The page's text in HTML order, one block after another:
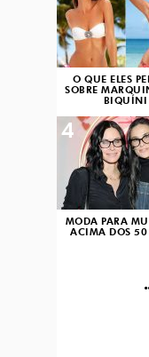
O QUE ELES
SOBRE
BIQUÍNI
MODA PARA
ACIMA DOS 50
4